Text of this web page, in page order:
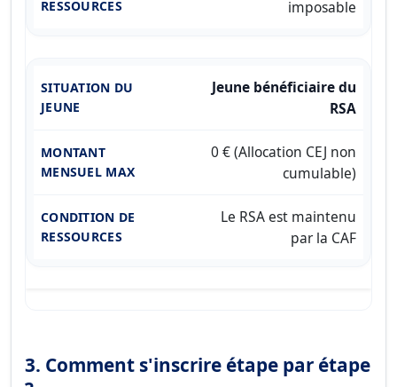
imposable
Jeune bénéficiaire du
RSA
0 € (Allocation CEJ non
cumulable)
Le RSA est maintenu
par la CAF
3. Comment s'inscrire étape par étape